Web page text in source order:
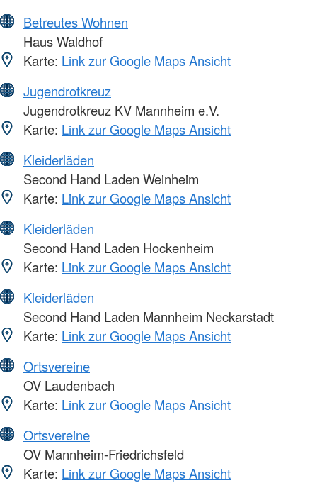
Betreutes Wohnen
Haus Waldhof
Karte: Link zur Google Maps Ansicht
Jugendrotkreuz
Jugendrotkreuz KV Mannheim e.V.
Karte: Link zur Google Maps Ansicht
Kleiderläden
Second Hand Laden Weinheim
Karte: Link zur Google Maps Ansicht
Kleiderläden
Second Hand Laden Hockenheim
Karte: Link zur Google Maps Ansicht
Kleiderläden
Second Hand Laden Mannheim Neckarstadt
Karte: Link zur Google Maps Ansicht
Ortsvereine
OV Laudenbach
Karte: Link zur Google Maps Ansicht
Ortsvereine
OV Mannheim-Friedrichsfeld
Karte: Link zur Google Maps Ansicht